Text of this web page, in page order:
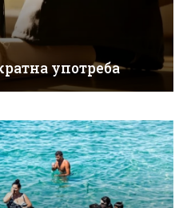
употреба